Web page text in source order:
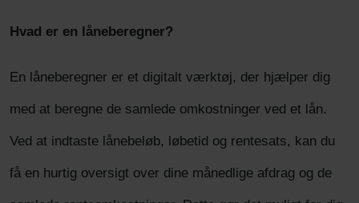
Hvad er en låneberegner?
En låneberegner er et digitalt værktøj, der hjælper dig
med at beregne de samlede omkostninger ved et lån.
Ved at indtaste lånebeløb, løbetid og rentesats, kan du
få en hurtig oversigt over dine månedlige afdrag og de